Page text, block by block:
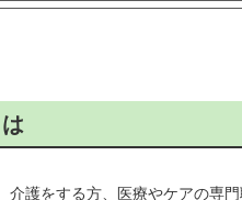
護をする方、医療やケアの専